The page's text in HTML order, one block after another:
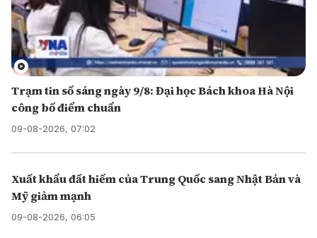
Trạm tin số sáng ngày 9/8: Đại học Bách khoa Hà Nội
công bố điểm chuẩn
09-08-2026, 07:02
Xuất khẩu đất hiếm của Trung Quốc sang Nhật Bản và
Mỹ giảm mạnh
09-08-2026, 06:05